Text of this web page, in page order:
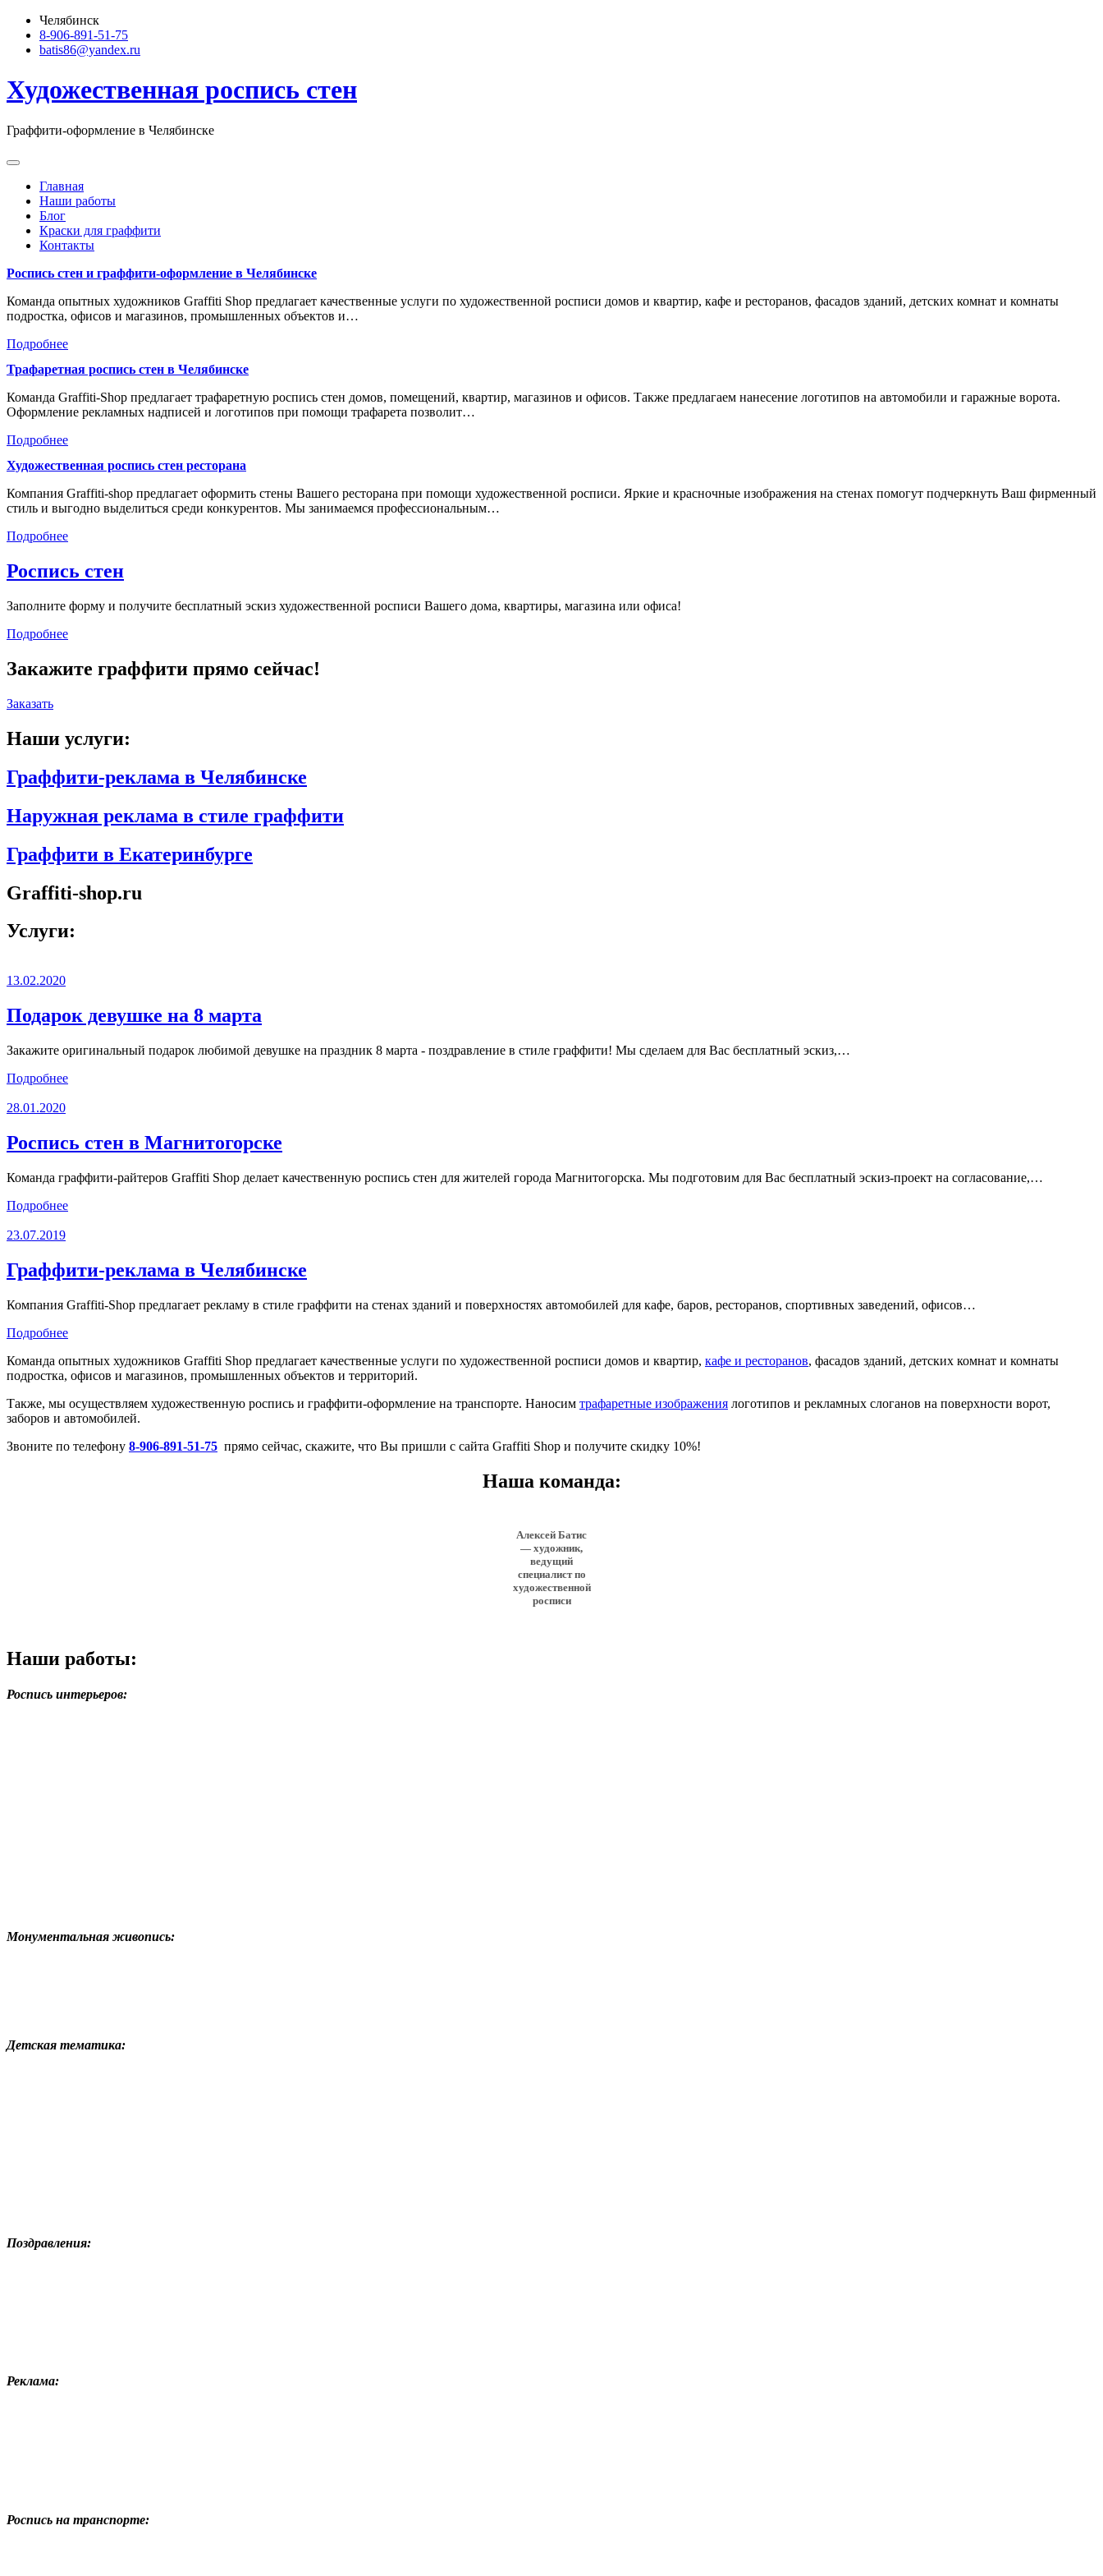
Skip
content
Челябинск
8-906-891-51-75
batis86@yandex.ru
Художественная роспись стен
Граффити-оформление в Челябинске
Главная
Наши работы
Блог
Краски для граффити
Контакты
Роспись стен и граффити-оформление в Челябинске
Команда опытных художников Graffiti Shop предлагает качественные услуги по художественной росписи домов и квартир, кафе и ресторанов, фасадов зданий, детских комнат и комнаты
подростка, офисов и магазинов, промышленных объектов и…
Подробнее
Трафаретная роспись стен в Челябинске
Команда Graffiti-Shop предлагает трафаретную роспись стен домов, помещений, квартир, магазинов и офисов. Также предлагаем нанесение логотипов на автомобили и гаражные ворота.
Оформление рекламных надписей и логотипов при помощи трафарета позволит…
Подробнее
Художественная роспись стен ресторана
Компания Graffiti-shop предлагает оформить стены Вашего ресторана при помощи художественной росписи. Яркие и красночные изображения на стенах помогут подчеркнуть Ваш фирменный
стиль и выгодно выделиться среди конкурентов. Мы занимаемся профессиональным…
Подробнее
Роспись стен
Заполните форму и получите бесплатный эскиз художественной росписи Вашего дома, квартиры, магазина или офиса!
Подробнее
Закажите граффити прямо сейчас!
Заказать
Наши услуги:
Граффити-реклама в Челябинске
Наружная реклама в стиле граффити
Граффити в Екатеринбурге
Graffiti-shop.ru
Услуги:
13.02.2020
Подарок девушке на 8 марта
Закажите оригинальный подарок любимой девушке на праздник 8 марта - поздравление в стиле граффити! Мы сделаем для Вас бесплатный эскиз,…
Подробнее
28.01.2020
Роспись стен в Магнитогорске
Команда граффити-райтеров Graffiti Shop делает качественную роспись стен для жителей города Магнитогорска. Мы подготовим для Вас бесплатный эскиз-проект на согласование,…
Подробнее
23.07.2019
Граффити-реклама в Челябинске
Компания Graffiti-Shop предлагает рекламу в стиле граффити на стенах зданий и поверхностях автомобилей для кафе, баров, ресторанов, спортивных заведений, офисов…
Подробнее
Команда опытных художников Graffiti Shop предлагает качественные услуги по художественной росписи домов и квартир, кафе и ресторанов, фасадов зданий, детских комнат и комнаты
подростка, офисов и магазинов, промышленных объектов и территорий.
Также, мы осуществляем художественную роспись и граффити-оформление на транспорте. Наносим трафаретные изображения логотипов и рекламных слоганов на поверхности ворот,
заборов и автомобилей.
Звоните по телефону 8-906-891-51-75 прямо сейчас, скажите, что Вы пришли с сайта Graffiti Shop и получите скидку 10%!
Наша команда:
Алексей Батис
— художник,
ведущий
специалист по
художественной
росписи
Наши работы:
Роспись интерьеров:
Монументальная живопись:
Детская тематика:
Поздравления:
Реклама:
Роспись на транспорте: